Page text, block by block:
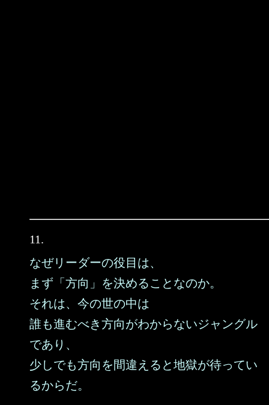
11.
なぜリーダーの役目は、
まず「方向」を決めることなのか。
それは、今の世の中は
誰も進むべき方向がわからないジャングル
であり、
少しでも方向を間違えると地獄が待ってい
るからだ。